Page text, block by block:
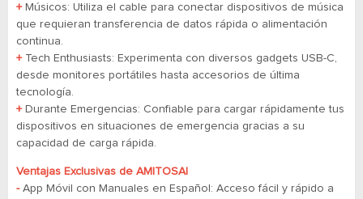
+ Músicos: Utiliza el cable para conectar dispositivos de música
que requieran transferencia de datos rápida o alimentación
continua.
+ Tech Enthusiasts: Experimenta con diversos gadgets USB-C,
desde monitores portátiles hasta accesorios de última
tecnología.
+ Durante Emergencias: Confiable para cargar rápidamente tus
dispositivos en situaciones de emergencia gracias a su
capacidad de carga rápida.
Ventajas Exclusivas de AMITOSAI
- App Móvil con Manuales en Español: Acceso fácil y rápido a